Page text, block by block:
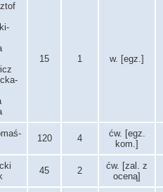
15 1 w. [egz.]
120 4
ćw. [egz.
kom.]
45 2
ćw. [zal. z
oceną]